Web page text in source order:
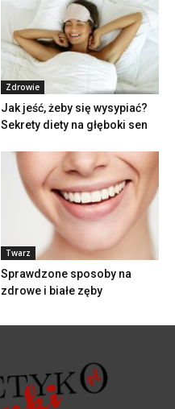
Zdrowie
Jak jeść, żeby się wysypiać?
Sekrety diety na głęboki sen
Twarz
Sprawdzone sposoby na
zdrowe i białe zęby